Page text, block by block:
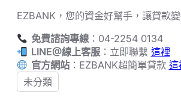
EZBANK，您的資金好幫手，讓貸款變
免費諮詢專線：04-2254 0134
LINE@線上客服：立即聯繫 這裡
官方網站：EZBANK超簡單貸款 這
未分類